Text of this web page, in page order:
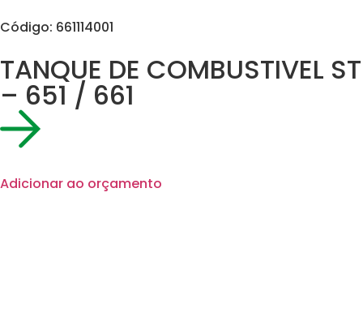
Código: 661114001
TANQUE DE COMBUSTIVEL ST
– 651 / 661
Adicionar ao orçamento